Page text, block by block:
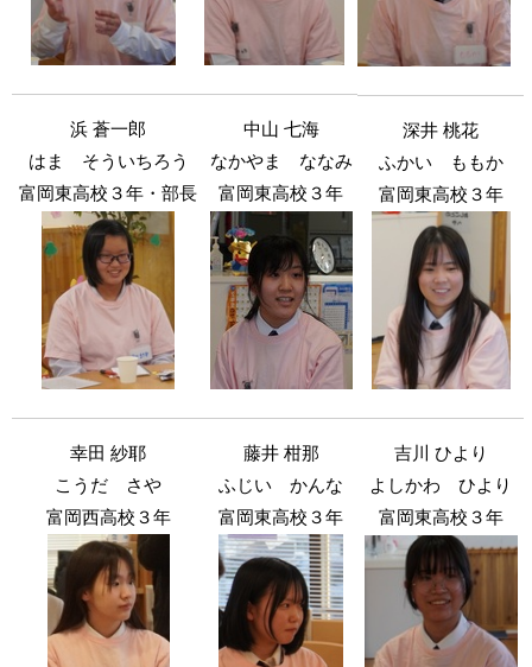
浜 蒼一郎
はま そういちろう
富岡東高校３年・部長
中山 七海
なかやま ななみ
富岡東高校３年
深井 桃花
ふかい ももか
富岡東高校３年
幸田 紗耶
こうだ さや
富岡西高校３年
藤井 柑那
ふじい かんな
富岡東高校３年
吉川 ひより
よしかわ ひより
富岡東高校３年